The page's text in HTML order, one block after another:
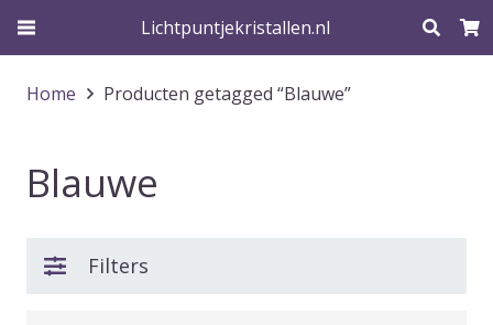
Lichtpuntjekristallen.nl
Home Producten getagged “Blauwe”
Blauwe
Filters